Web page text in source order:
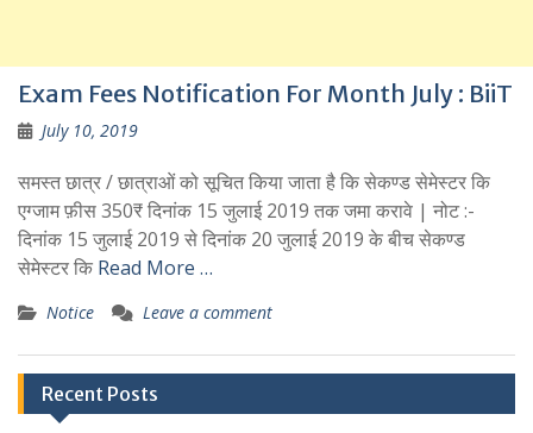
Exam Fees Notification For Month July : BiiT
July 10, 2019
समस्त छात्र / छात्राओं को सूचित किया जाता है कि सेकण्ड सेमेस्टर कि
एग्जाम फ़ीस 350₹ दिनांक 15 जुलाई 2019 तक जमा करावे | नोट :-
दिनांक 15 जुलाई 2019 से दिनांक 20 जुलाई 2019 के बीच सेकण्ड
सेमेस्टर कि Read More …
Notice Leave a comment
Recent Posts